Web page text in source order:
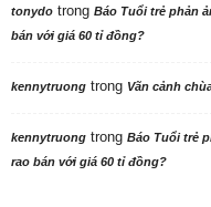
tonydo trong Báo Tuổi trẻ phản
bán với giá 60 tỉ đồng?
kennytruong trong Vãn cảnh
kennytruong trong Báo Tuổi trẻ
rao bán với giá 60 tỉ đồng?